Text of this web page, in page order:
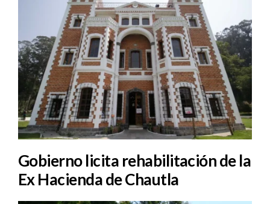
Gobierno licita rehabilitación de la
Ex Hacienda de Chautla